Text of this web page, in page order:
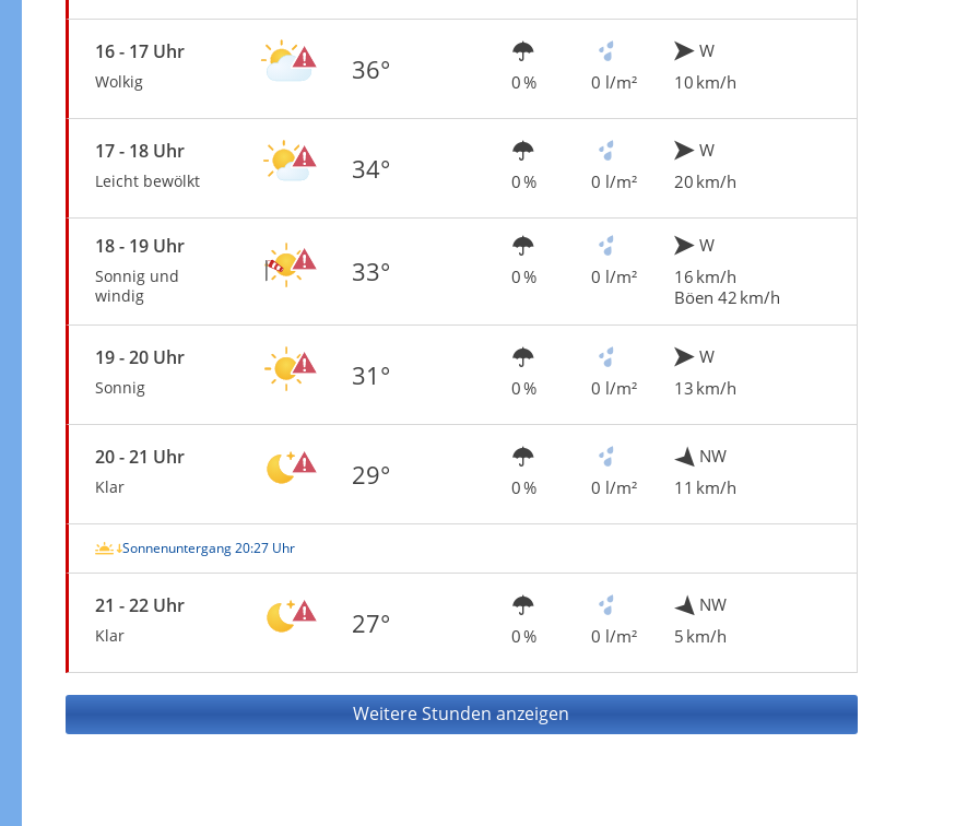
16 - 17 Uhr
Wolkig 36° 0 % 0 l/m²
W
10 km/h
17 - 18 Uhr
Leicht bewölkt 34° 0 % 0 l/m²
W
20 km/h
18 - 19 Uhr
Sonnig und
windig
33° 0 % 0 l/m²
W
16 km/h
Böen 42 km/h
19 - 20 Uhr
Sonnig 31° 0 % 0 l/m²
W
13 km/h
20 - 21 Uhr
Klar 29° 0 % 0 l/m²
NW
11 km/h
Sonnenuntergang 20:27 Uhr
21 - 22 Uhr
Klar 27° 0 % 0 l/m²
NW
5 km/h
Weitere Stunden anzeigen